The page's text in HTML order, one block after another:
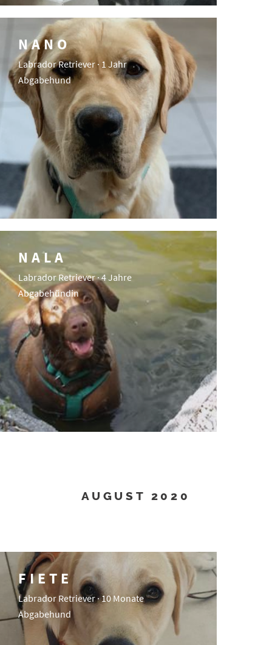
NANO
Labrador Retriever · 1 Jahr
Abgabehund
NALA
Labrador Retriever · 4 Jahre
Abgabehündin
AUGUST 2020
FIETE
Labrador Retriever · 10 Monate
Abgabehund